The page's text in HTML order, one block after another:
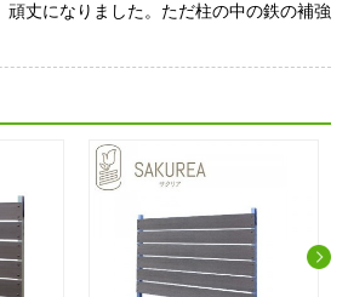
頑丈になりました。ただ柱の中の鉄の補強